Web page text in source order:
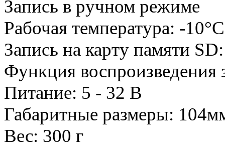
Запись в ручном режиме
Рабочая температура: -
Запись на карту памяти
Функция воспроизведения
Питание: 5 - 32 В
Габаритные размеры:
Вес: 300 г